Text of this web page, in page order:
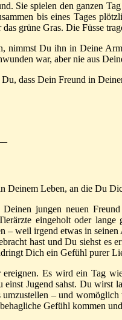
Sie spielen den ganzen
bis eines Tages
grüne Gras. Die Füsse
nimmst Du ihn in Deine
war, aber nie aus
dass Dein Freund in
Deinem Leben, an die Du
jungen neuen
eingeholt oder
– weil irgend etwas in
hast und Du siehst
Dich ein Gefühl purer
Es wird ein Tag
Jugend sahst. Du
– und
Gefühl kommen